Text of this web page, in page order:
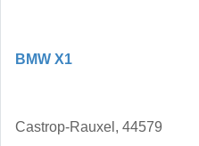
BMW X1
Castrop-Rauxel, 44579